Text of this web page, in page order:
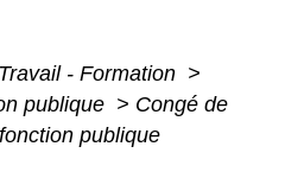
Travail - Formation >
publique > Congé de
publique